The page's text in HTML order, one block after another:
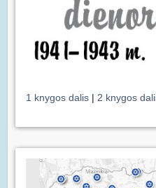
1 knygos dalis | 2 knygos